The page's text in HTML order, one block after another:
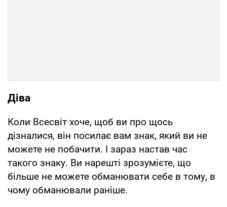
Діва
Коли Всесвіт хоче, щоб ви про щось
дізналися, він посилає вам знак, який ви не
можете не побачити. І зараз настав час
такого знаку. Ви нарешті зрозумієте, що
більше не можете обманювати себе в тому, в
чому обманювали раніше.